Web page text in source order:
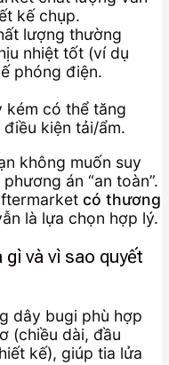
kế chụp.
lượng thường
nhiệt tốt (ví dụ
phóng điện.
kém có thể tăng
kiện tải/ẩm.
không muốn suy
án “an toàn”.
có thương
là lựa chọn hợp lý.
gì và vì sao quyết
dây bugi phù hợp
(chiều dài, đầu
kế), giúp tia lửa